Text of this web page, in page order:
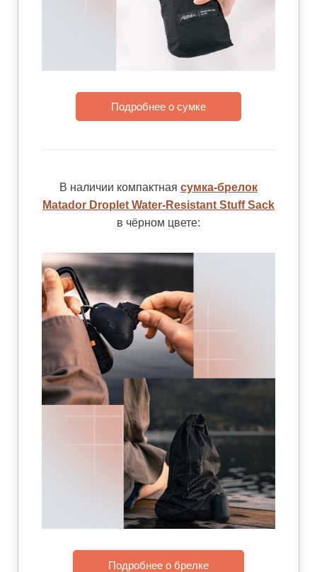
Подробнее о сумке
В наличии компактная сумка-брелок
Matador Droplet Water-Resistant Stuff Sack
в чёрном цвете:
Подробнее о брелке